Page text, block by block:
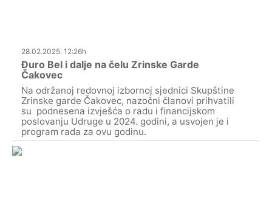
28.02.2025. 12:26h
Đuro Bel i dalje na čelu Zrinske Garde
Čakovec
Na održanoj redovnoj izbornoj sjednici Skupštine
Zrinske garde Čakovec, nazočni članovi prihvatili
su podnesena izvješća o radu i financijskom
poslovanju Udruge u 2024. godini, a usvojen je i
program rada za ovu godinu.